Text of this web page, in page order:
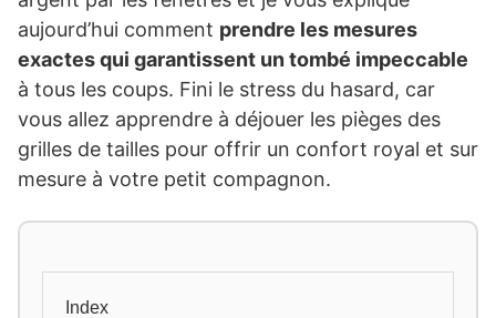
aujourd’hui comment prendre les mesures
exactes qui garantissent un tombé impeccable
à tous les coups. Fini le stress du hasard, car
vous allez apprendre à déjouer les pièges des
grilles de tailles pour offrir un confort royal et sur
mesure à votre petit compagnon.
Index